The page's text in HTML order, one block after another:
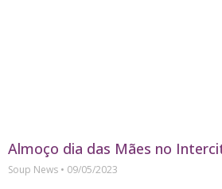
Almoço dia das Mães no
Soup News
09/05/2023